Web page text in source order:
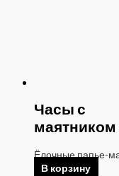
Часы с
маятником
Ёлочные папье-
В корзину